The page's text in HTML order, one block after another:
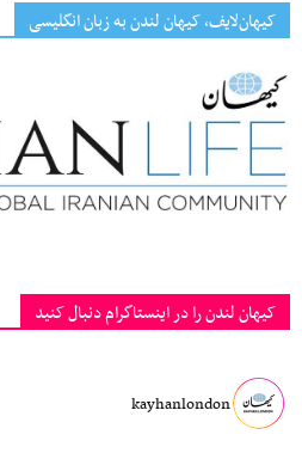
کیهان‌لایف، کیهان لندن به زبان انگلیسی
کیهان لندن را در اینستاگرام دنبال کنید
kayhanlondon